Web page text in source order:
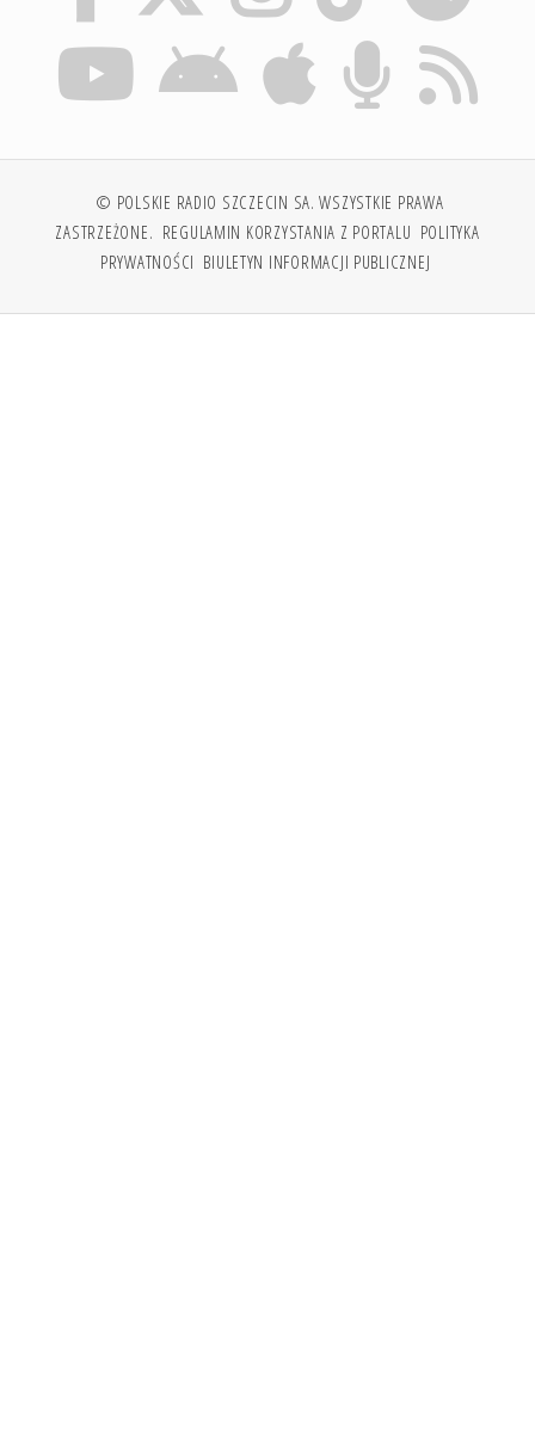
© POLSKIE RADIO SZCZECIN SA. WSZYSTKIE PRAWA
ZASTRZEŻONE. REGULAMIN KORZYSTANIA Z PORTALU POLITYKA
PRYWATNOŚCI BIULETYN INFORMACJI PUBLICZNEJ